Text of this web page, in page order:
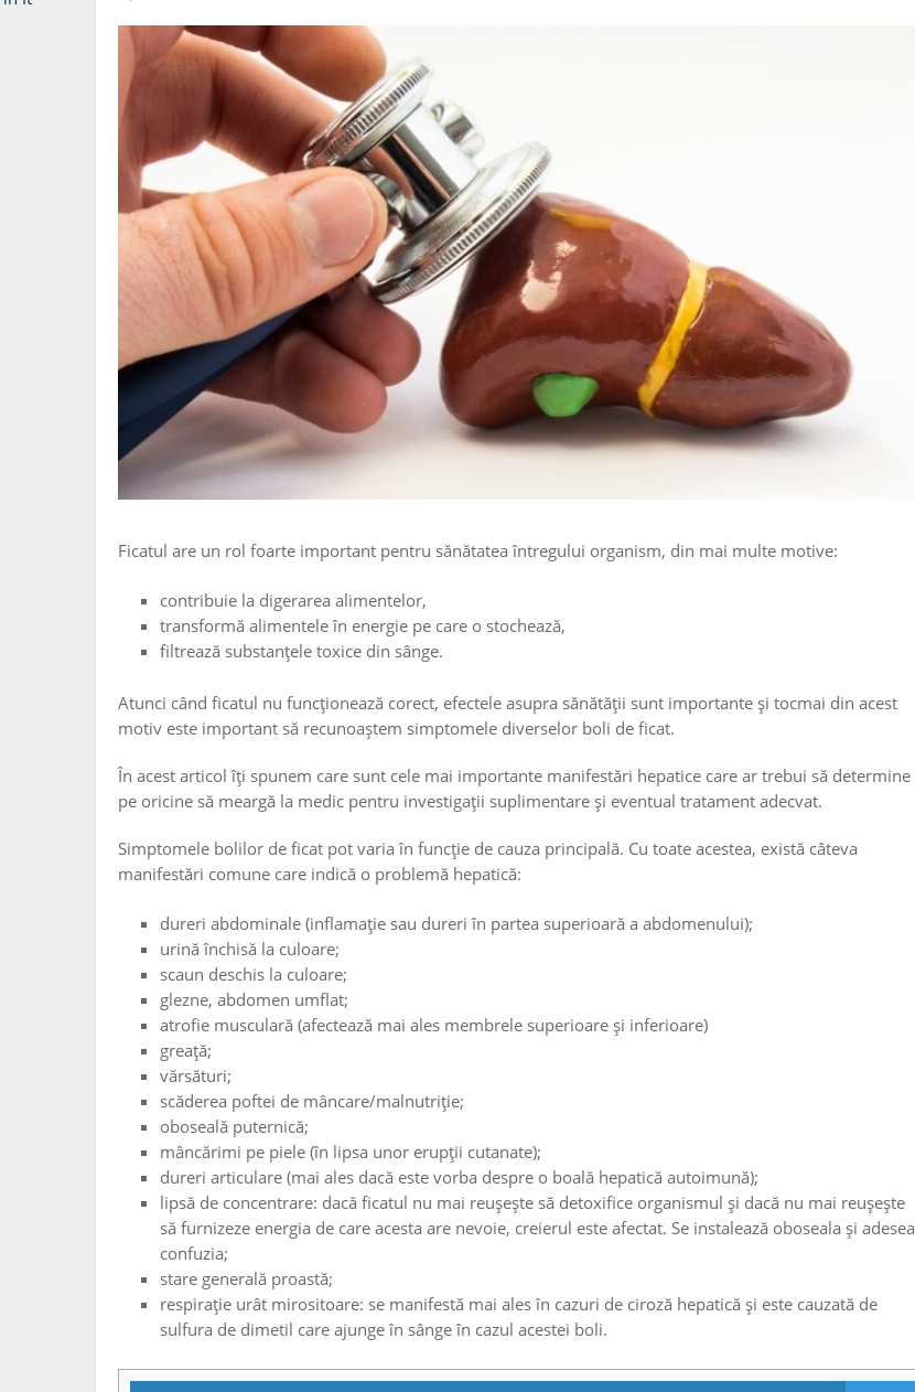
Ficatul are un rol foarte important pentru sănătatea întregului organism, din mai multe motive:
contribuie la digerarea alimentelor,
transformă alimentele în energie pe care o stochează,
filtrează substanțele toxice din sânge.
Atunci când ficatul nu funcționează corect, efectele asupra sănătății sunt importante și tocmai din acest
motiv este important să recunoaștem simptomele diverselor boli de ficat.
În acest articol îți spunem care sunt cele mai importante manifestări hepatice care ar trebui să determine
pe oricine să meargă la medic pentru investigații suplimentare și eventual tratament adecvat.
Simptomele bolilor de ficat pot varia în funcție de cauza principală. Cu toate acestea, există câteva
manifestări comune care indică o problemă hepatică:
dureri abdominale (inflamație sau dureri în partea superioară a abdomenului);
urină închisă la culoare;
scaun deschis la culoare;
glezne, abdomen umflat;
atrofie musculară (afectează mai ales membrele superioare și inferioare)
greață;
vărsături;
scăderea poftei de mâncare/malnutriție;
oboseală puternică;
mâncărimi pe piele (în lipsa unor erupții cutanate);
dureri articulare (mai ales dacă este vorba despre o boală hepatică autoimună);
lipsă de concentrare: dacă ficatul nu mai reușește să detoxifice organismul și dacă nu mai reușește
să furnizeze energia de care acesta are nevoie, creierul este afectat. Se instalează oboseala și adesea
confuzia;
stare generală proastă;
respirație urât mirositoare: se manifestă mai ales în cazuri de ciroză hepatică și este cauzată de
sulfura de dimetil care ajunge în sânge în cazul acestei boli.